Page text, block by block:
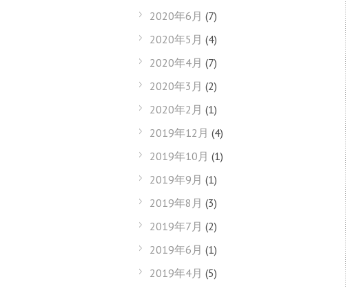
2020年6月 (7)
2020年5月 (4)
2020年4月 (7)
2020年3月 (2)
2020年2月 (1)
2019年12月 (4)
2019年10月 (1)
2019年9月 (1)
2019年8月 (3)
2019年7月 (2)
2019年6月 (1)
2019年4月 (5)